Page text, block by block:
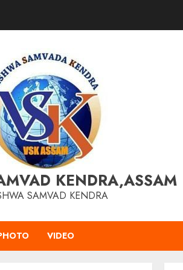
KENDRA,ASSAM
SAMVAD KENDRA
VIDEO